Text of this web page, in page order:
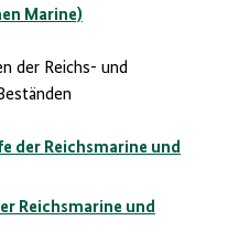
Marine)
der Reichs- und
der Reichsmarine und
Reichsmarine und